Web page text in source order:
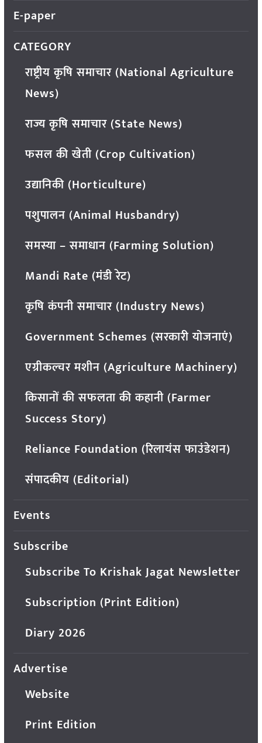
E-paper
CATEGORY
राष्ट्रीय कृषि समाचार (National Agriculture
News)
राज्य कृषि समाचार (State News)
फसल की खेती (Crop Cultivation)
उद्यानिकी (Horticulture)
पशुपालन (Animal Husbandry)
समस्या – समाधान (Farming Solution)
Mandi Rate (मंडी रेट)
कृषि कंपनी समाचार (Industry News)
Government Schemes (सरकारी योजनाएं)
एग्रीकल्चर मशीन (Agriculture Machinery)
किसानों की सफलता की कहानी (Farmer
Success Story)
Reliance Foundation (रिलायंस फाउंडेशन)
संपादकीय (Editorial)
Events
Subscribe
Subscribe To Krishak Jagat Newsletter
Subscription (Print Edition)
Diary 2026
Advertise
Website
Print Edition